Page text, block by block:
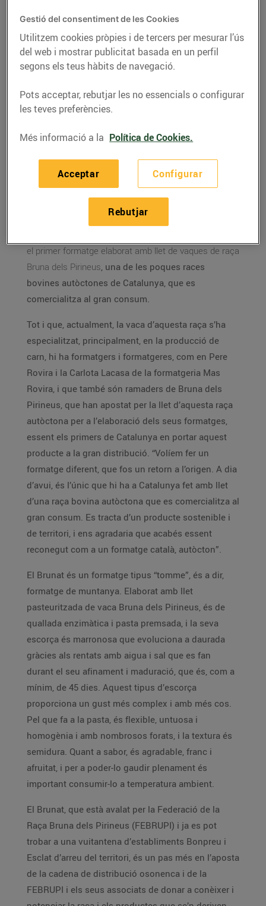
comercialitzat al gran consum elaborat
amb llet de vaques de raça Bruna dels
Pirineus, una de les poques races
El producte ja es pot trobar a una
vuitantena d’establiments Bonpreu i
recuperació de la raça Bruna.
Bonpreu i Esclat i Formatgeria Mas Rovira s’han
el primer formatge elaborat amb llet de vaques de raça
Bruna dels Pirineus, una de les poques races
bovines autòctones de Catalunya, que es
comercialitza al gran consum.
Tot i que, actualment, la vaca d’aquesta raça s’ha
especialitzat, principalment, en la producció de
carn, hi ha formatgers i formatgeres, com en Pere
Rovira i la Carlota Lacasa de la formatgeria Mas
Rovira, i que també són ramaders de Bruna dels
Pirineus, que han apostat per la llet d’aquesta raça
autòctona per a l’elaboració dels seus formatges,
essent els primers de Catalunya en portar aquest
producte a la gran distribució. “Volíem fer un
formatge diferent, que fos un retorn a l’origen. A dia
d’avui, és l’únic que hi ha a Catalunya fet amb llet
d’una raça bovina autòctona que es comercialitza al
gran consum. Es tracta d’un producte sostenible i
de territori, i ens agradaria que acabés essent
reconegut com a un formatge català, autòcton”.
El Brunat és un formatge tipus “tomme”, és a dir,
formatge de muntanya. Elaborat amb llet
pasteuritzada de vaca Bruna dels Pirineus, és de
quallada enzimàtica i pasta premsada, i la seva
escorça és marronosa que evoluciona a daurada
gràcies als rentats amb aigua i sal que es fan
durant el seu afinament i maduració, que és, com a
mínim, de 45 dies. Aquest tipus d’escorça
proporciona un gust més complex i amb més cos.
Pel que fa a la pasta, és flexible, untuosa i
homogènia i amb nombrosos forats, i la textura és
semidura. Quant a sabor, és agradable, franc i
afruitat, i per a poder-lo gaudir plenament és
important consumir-lo a temperatura ambient.
El Brunat, que està avalat per la Federació de la
Raça Bruna dels Pirineus (FEBRUPI) i ja es pot
trobar a una vuitantena d’establiments Bonpreu i
Esclat d’arreu del territori, és un pas més en l’aposta
de la cadena de distribució osonenca i de la
FEBRUPI i els seus associats de donar a conèixer i
Gestió del consentiment de les Cookies
Utilitzem cookies pròpies i de tercers per mesurar l’ús
del web i mostrar publicitat basada en un perfil
segons els teus hàbits de navegació.
Pots acceptar, rebutjar les no essencials o configurar
les teves preferències.
Més informació a la Política de Cookies.
Configurar
Rebutjar
Acceptar